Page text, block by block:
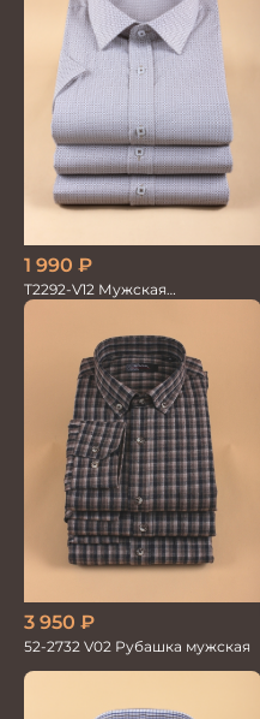
1 990 ₽
T2292-V12 Мужская
текстильная рубашка /
3 950 ₽
52-2732 V02 Рубашка мужская